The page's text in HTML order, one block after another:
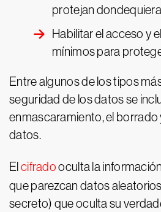
protejan
Habilitar el acceso y
mínimos para
Entre algunos de los tipos
seguridad de los datos se
enmascaramiento, el borrado
datos.
El cifradooculta la
que parezcan datos
secreto) que oculta su